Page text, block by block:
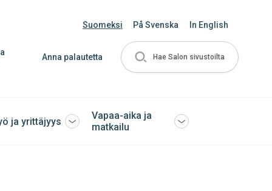
Suomeksi På Svenska In English
Anna palautetta Hae Salon sivustoilta
ja yrittäjyys Avaa
Vapaa-aika ja
matkailu
Avaa